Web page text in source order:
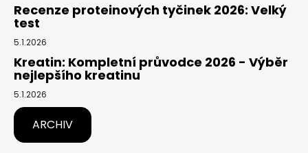
Recenze proteinových tyčinek 2026: Velký
test
5.1.2026
Kreatin: Kompletní průvodce 2026 - Výběr
nejlepšího kreatinu
5.1.2026
ARCHIV